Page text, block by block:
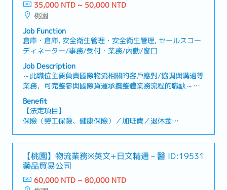
35,000 NTD ~ 50,000 NTD
桃園
Job Function
倉庫・倉庫, 安全衛生管理・安全衛生管理, セールスコー
ディネーター/事務/受付・業務/內勤/窗口
Job Description
～此職位主要負責國際物流相關的客戶應對/協調與溝通等
業務，可完整參與國際貨運承攬整體業務流程的職缺～
【工作內容】・國際物流相關之貨運承攬（Forwarding）
業務・與客戶之間的協商與溝通・與協力廠商（運輸公司
及倉儲公司）之間的協商與溝通・其他由主管指示之相關
業務※每月約1次，需配合中部或南部地區之過夜出差【企
業的魅力】・在具備超過50,000以上倉儲容量的大型國際
關的一站式服務，能夠系統性學習物流全流程知識
Benefit
【法定項目】
保險（勞工保險、健康保險）／加班費／退休金
假、陪產假、育嬰假）
【其他福利】
・獎金：過去實績2個月
・改善建議獎金
【桃園】物流業務※英文+日文精通－醫
藥品貿易公司
ID:19531
60,000 NTD ~ 80,000 NTD